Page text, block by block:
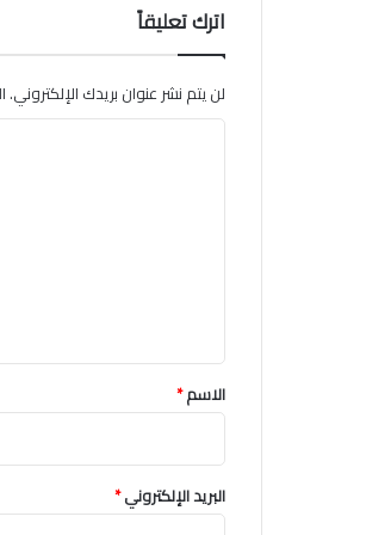
اترك تعليقاً
لن يتم نشر عنوان بريدك الإلكتروني.
*
الاسم*
البريد الإلكتروني*